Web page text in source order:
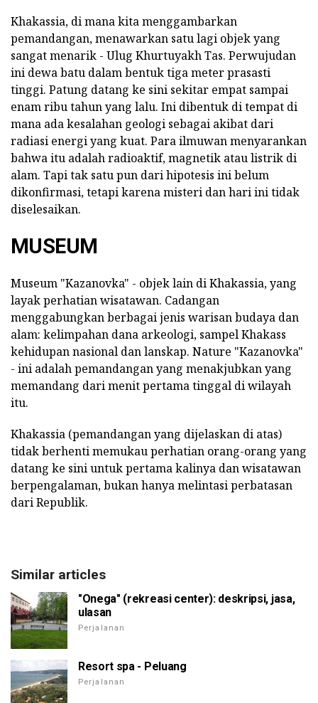
Khakassia, di mana kita menggambarkan
pemandangan, menawarkan satu lagi objek yang
sangat menarik - Ulug Khurtuyakh Tas. Perwujudan
ini dewa batu dalam bentuk tiga meter prasasti
tinggi. Patung datang ke sini sekitar empat sampai
enam ribu tahun yang lalu. Ini dibentuk di tempat di
mana ada kesalahan geologi sebagai akibat dari
radiasi energi yang kuat. Para ilmuwan menyarankan
bahwa itu adalah radioaktif, magnetik atau listrik di
alam. Tapi tak satu pun dari hipotesis ini belum
dikonfirmasi, tetapi karena misteri dan hari ini tidak
diselesaikan.
MUSEUM
Museum "Kazanovka" - objek lain di Khakassia, yang
layak perhatian wisatawan. Cadangan
menggabungkan berbagai jenis warisan budaya dan
alam: kelimpahan dana arkeologi, sampel Khakass
kehidupan nasional dan lanskap. Nature "Kazanovka"
- ini adalah pemandangan yang menakjubkan yang
memandang dari menit pertama tinggal di wilayah
itu.
Khakassia (pemandangan yang dijelaskan di atas)
tidak berhenti memukau perhatian orang-orang yang
datang ke sini untuk pertama kalinya dan wisatawan
berpengalaman, bukan hanya melintasi perbatasan
dari Republik.
Similar articles
"Onega" (rekreasi center): deskripsi, jasa,
ulasan
Perjalanan
Resort spa - Peluang
Perjalanan